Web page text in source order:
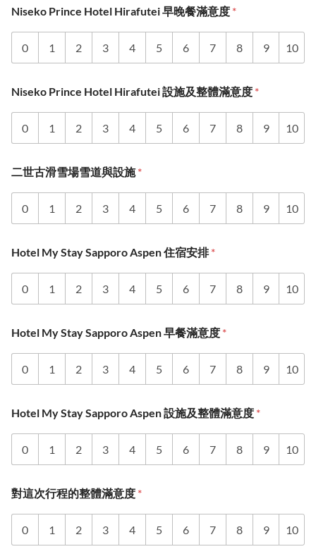
Niseko Prince Hotel Hirafutei 早晚餐滿意度 *
0 1 2 3 4 5 6 7 8 9 10
Niseko Prince Hotel Hirafutei 設施及整體滿意度 *
0 1 2 3 4 5 6 7 8 9 10
二世古滑雪場雪道與設施*
0 1 2 3 4 5 6 7 8 9 10
Hotel My Stay Sapporo Aspen 住宿安排*
0 1 2 3 4 5 6 7 8 9 10
Hotel My Stay Sapporo Aspen 早餐滿意度 *
0 1 2 3 4 5 6 7 8 9 10
Hotel My Stay Sapporo Aspen 設施及整體滿意度 *
0 1 2 3 4 5 6 7 8 9 10
對這次行程的整體滿意度 *
0 1 2 3 4 5 6 7 8 9 10